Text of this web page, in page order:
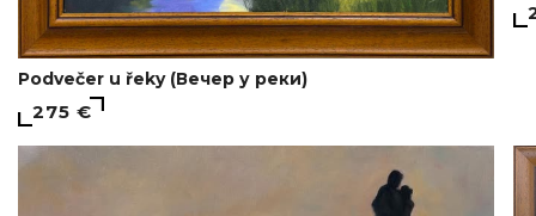
Podvečer u řeky (Вечер у реки)
275 €